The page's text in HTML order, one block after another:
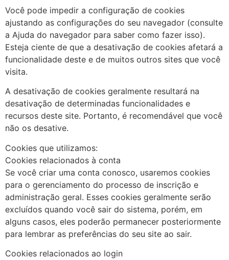
Você pode impedir a configuração de cookies
ajustando as configurações do seu navegador (consulte
a Ajuda do navegador para saber como fazer isso).
Esteja ciente de que a desativação de cookies afetará a
funcionalidade deste e de muitos outros sites que você
visita.
A desativação de cookies geralmente resultará na
desativação de determinadas funcionalidades e
recursos deste site. Portanto, é recomendável que você
não os desative.
Cookies que utilizamos:
Cookies relacionados à conta
Se você criar uma conta conosco, usaremos cookies
para o gerenciamento do processo de inscrição e
administração geral. Esses cookies geralmente serão
excluídos quando você sair do sistema, porém, em
alguns casos, eles poderão permanecer posteriormente
para lembrar as preferências do seu site ao sair.
Cookies relacionados ao login